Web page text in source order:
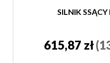
SILNIK SSĄCY
615,87 zł